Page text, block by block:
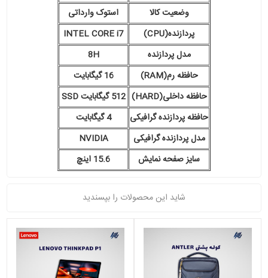
وضعیت کالا
استوک وارداتی
پردازنده(CPU)
INTEL CORE i7
مدل پردازنده
8H
حافظه رم(RAM)
16 گیگابایت
حافظه داخلی(HARD)
512 گیگابایت SSD
حافظه پردازنده گرافیکی
4 گیگابایت
مدل پردازنده گرافیکی
NVIDIA
سایز صفحه نمایش
15.6 اینچ
شاید این محصولات را بپسندید